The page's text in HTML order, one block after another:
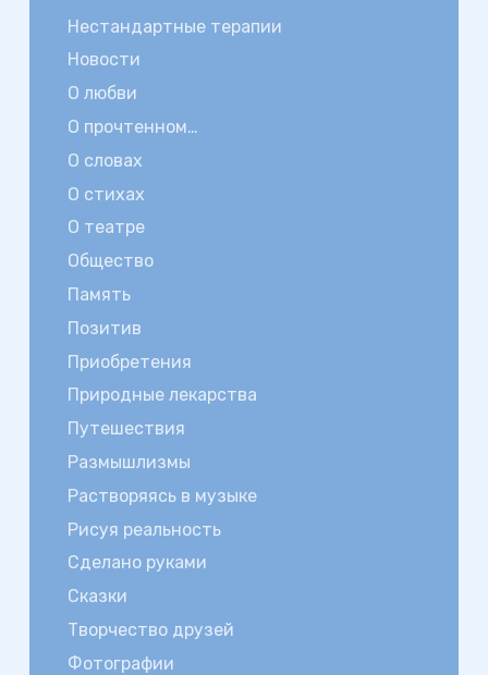
Нестандартные терапии
Новости
О любви
О прочтенном…
О словах
О стихах
О театре
Общество
Память
Позитив
Приобретения
Природные лекарства
Путешествия
Размышлизмы
Растворяясь в музыке
Рисуя реальность
Сделано руками
Сказки
Творчество друзей
Фотографии